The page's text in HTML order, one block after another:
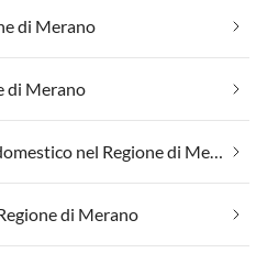
di Merano
di Merano
Vacanza con il tuo animale domestico nel Regione di Merano
di Merano